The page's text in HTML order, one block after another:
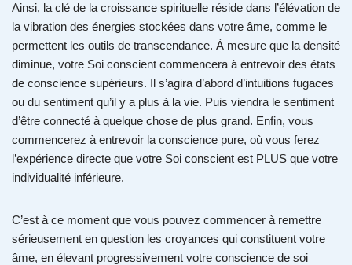
Ainsi, la clé de la croissance spirituelle réside dans l’élévation de
la vibration des énergies stockées dans votre âme, comme le
permettent les outils de transcendance. À mesure que la densité
diminue, votre Soi conscient commencera à entrevoir des états
de conscience supérieurs. Il s’agira d’abord d’intuitions fugaces
ou du sentiment qu’il y a plus à la vie. Puis viendra le sentiment
d’être connecté à quelque chose de plus grand. Enfin, vous
commencerez à entrevoir la conscience pure, où vous ferez
l’expérience directe que votre Soi conscient est PLUS que votre
individualité inférieure.
C’est à ce moment que vous pouvez commencer à remettre
sérieusement en question les croyances qui constituent votre
âme, en élevant progressivement votre conscience de soi